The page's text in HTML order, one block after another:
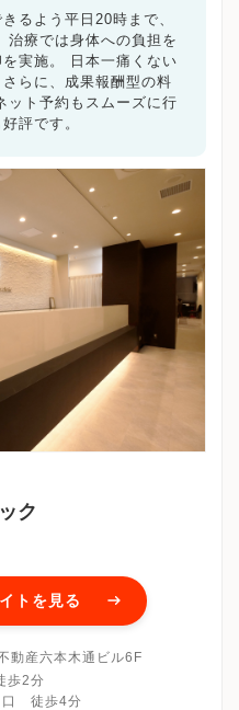
相模原市
相模原市緑区
横須賀市
平塚市
茅ヶ崎市 逗子市
三浦市
原市 海老名市
座間市
の他地域
チェック
不妊検査
体外受精
顕微授精
査 腹腔鏡手術
電子決済可
クレジットカード利用可
るよう平日20時まで、
治療では身体への負担を
実施。 日本一痛くない
らに、成果報酬型の料
ット予約もスムーズに行
評です。
ク
トを見る
動産六本木通ビル6F
歩2分
口 徒歩4分